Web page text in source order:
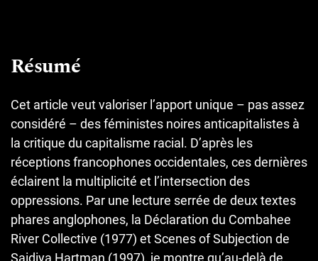
Résumé
Cet article veut valoriser l’apport unique – pas assez
considéré – des féministes noires anticapitalistes à
la critique du capitalisme racial. D’après les
réceptions francophones occidentales, ces dernières
éclairent la multiplicité et l’intersection des
oppressions. Par une lecture serrée de deux textes
phares anglophones, la Déclaration du Combahee
River Collective (1977) et Scenes of Subjection de
Saidiya Hartman (1997), je montre qu’au-delà de